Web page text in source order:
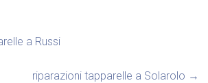
a Russi
riparazioni tapparelle a Solarolo →